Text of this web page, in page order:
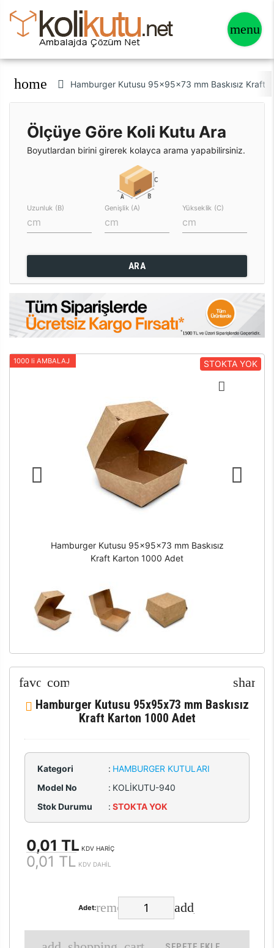
home Hamburger Kutusu 95x95x73 mm Baskısız Kraft
Ölçüye Göre Koli Kutu Ara
Boyutlardan birini girerek kolayca arama yapabilirsiniz.
Uzunluk (B) Genişlik (A) Yükseklik (C)
ARA
1000 li AMBALAJ STOKTA YOK
Hamburger Kutusu 95x95x73 mm Baskısız
Kraft Karton 1000 Adet
Hamburger Kutusu 95x95x73 mm Baskısız
Kraft Karton 1000 Adet
Kategori : HAMBURGER KUTULARI
Model No
: KOLİKUTU-940
Stok Durumu
: STOKTA YOK
0,01 TL KDV HARİÇ
0,01 TL KDV DAHİL
Adet: